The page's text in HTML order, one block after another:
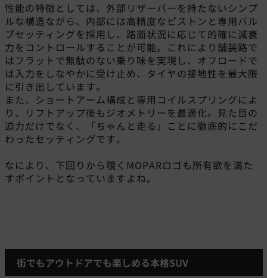
性能の特徴としては、外部リザーバーを持たないシンプ
ルな構造ながら、内部には高精度なピストンと専用バル
ブセッティングを採用し、路面状況に応じて的確に減衰
力をコントロールすることが可能。これにより舗装路で
はフラットで無駄のない乗り味を実現し、オフロードで
は入力をしなやかに受け止め、タイヤの接地性を最大限
に引き出しています。
また、ショートアーム構成と専用コイルスプリングによ
り、リフトアップ後もジオメトリーを最適化。見た目の
迫力だけでなく、「ちゃんと走る」ことに徹底的にこだ
わったセッティングです。
なにより、下回りから覗くMOPARロゴも所有欲を満た
すポイントとなっていますよね。
街でもアウトドアでも楽しめる本格SUV